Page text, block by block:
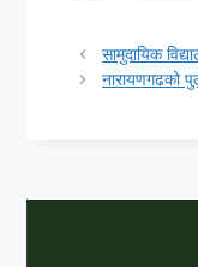
सामुदायिक
नारायणगढको